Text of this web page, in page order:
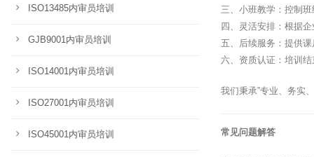
三、小班教学：控制
四、灵活安排：根据
五、后续服务：提供
六、资质认证：培训
我们秉承”专业、务实
常见问题解答
ISO13485内审员培训
GJB9001内审员培训
ISO14001内审员培训
ISO27001内审员培训
ISO45001内审员培训